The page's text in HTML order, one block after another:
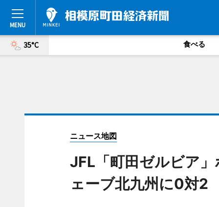
35°C 食べる
ニュース地図
JFL「町田ゼルビア
ェーブ北九州に0対2